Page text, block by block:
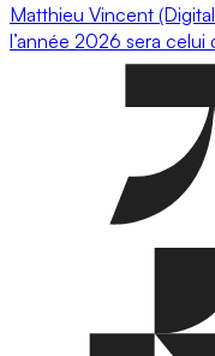
Matthieu Vincent
l’année 2026 sera celui